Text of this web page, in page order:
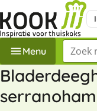
Menu Zoek
serranoham